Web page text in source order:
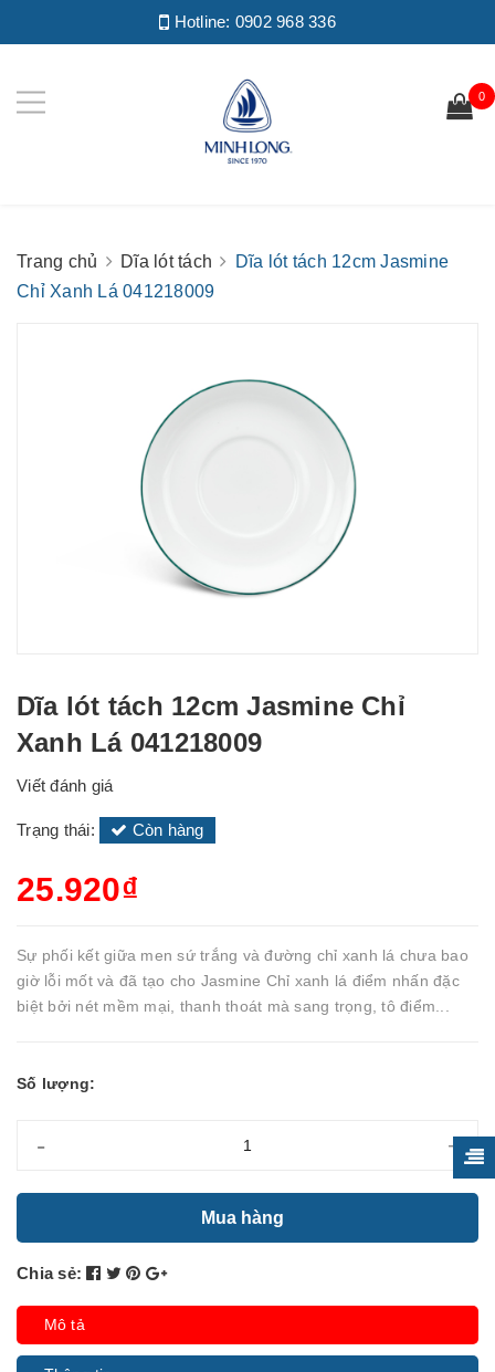
Hotline: 0902 968 336
0
Trang chủ Dĩa lót tách
Dĩa lót tách 12cm Jasmine
Chỉ Xanh Lá 041218009
Dĩa lót tách 12cm Jasmine Chỉ
Xanh Lá 041218009
Viết đánh giá
Trạng thái: Còn hàng
25.920₫
Sự phối kết giữa men sứ trắng và đường chỉ xanh lá chưa bao
giờ lỗi mốt và đã tạo cho Jasmine Chỉ xanh lá điểm nhấn đặc
biệt bởi nét mềm mại, thanh thoát mà sang trọng, tô điểm...
Số lượng:
- +
Mua hàng
Chia sẻ:
Mô tả